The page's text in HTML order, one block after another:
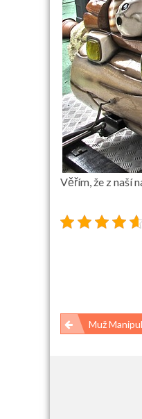
Věřím, že z naší
Navigace
Muž